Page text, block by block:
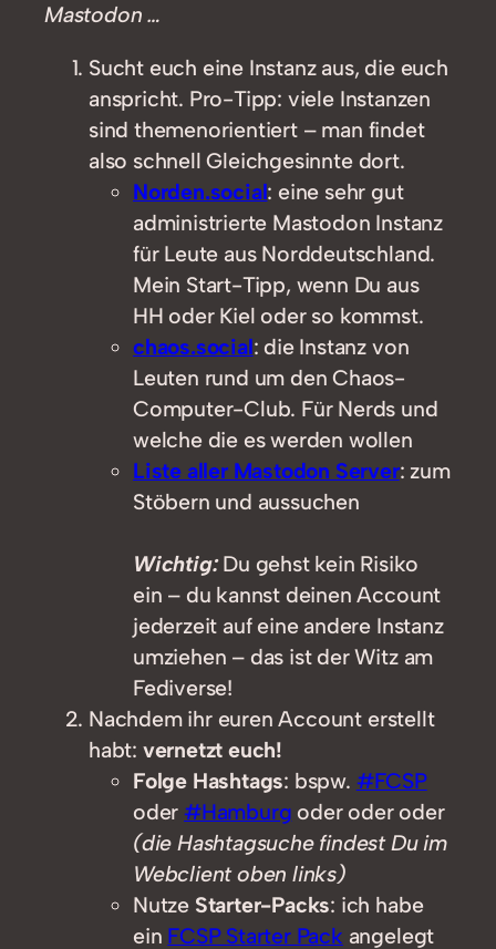
Mastodon …
Sucht euch eine Instanz aus, die euch
anspricht. Pro-Tipp: viele Instanzen
sind themenorientiert – man findet
also schnell Gleichgesinnte dort.
Norden.social: eine sehr gut
administrierte Mastodon Instanz
für Leute aus Norddeutschland.
Mein Start-Tipp, wenn Du aus
HH oder Kiel oder so kommst.
chaos.social: die Instanz von
Leuten rund um den Chaos-
Computer-Club. Für Nerds und
welche die es werden wollen
Liste aller Mastodon Server: zum
Stöbern und aussuchen
Wichtig:Du gehst kein Risiko
ein – du kannst deinen Account
jederzeit auf eine andere Instanz
umziehen – das ist der Witz am
Fediverse!
Nachdem ihr euren Account erstellt
habt: vernetzt euch!
Folge Hashtags: bspw. #FCSP
oder#Hamburg oder oder oder
(die Hashtagsuche findest Du im
Webclient oben links)
Nutze Starter-Packs: ich habe
ein FCSP Starter Pack angelegt